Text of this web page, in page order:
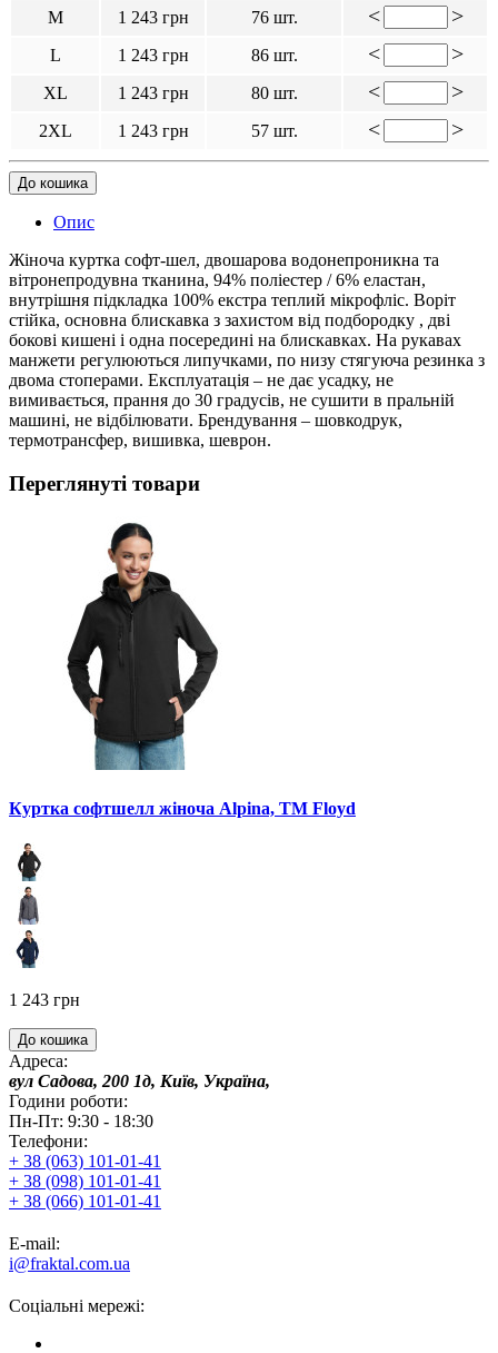
M 1 243 грн 76 шт. < >
L 1 243 грн 86 шт. < >
XL 1 243 грн 80 шт. < >
2XL 1 243 грн 57 шт. < >
До кошика
Опис
Жіноча куртка софт-шел, двошарова водонепроникна та
вітронепродувна тканина, 94% поліестер / 6% еластан,
внутрішня підкладка 100% екстра теплий мікрофліс. Воріт
стійка, основна блискавка з захистом від подбородку , дві
бокові кишені і одна посередині на блискавках. На рукавах
манжети регулюються липучками, по низу стягуюча резинка з
двома стоперами. Експлуатація – не дає усадку, не
вимивається, прання до 30 градусів, не сушити в пральній
машині, не відбілювати. Брендування – шовкодрук,
термотрансфер, вишивка, шеврон.
Переглянуті товари
Куртка софтшелл жіноча Alpina, TM Floyd
1 243 грн
До кошика
Адреса:
вул Садова, 200 1д, Київ, Україна,
Години роботи:
Пн-Пт: 9:30 - 18:30
Телефони:
+ 38 (063) 101-01-41
+ 38 (098) 101-01-41
+ 38 (066) 101-01-41
E-mail:
i@fraktal.com.ua
Соціальні мережі: